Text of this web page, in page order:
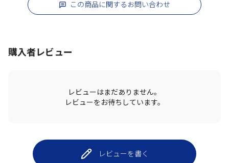
この商品に関するお問い合わせ
購入者レビュー
レビューはまだありません。
レビューをお待ちしています。
レビューを書く